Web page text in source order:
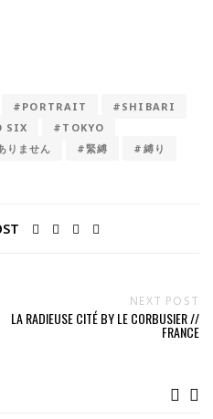
#PORTRAIT
#SHIBARI
SIX
#TOKYO
りません
#緊縛 #縛り
NEXT POST
LA RADIEUSE CITÉ BY LE CORBUSIER //
FRANCE